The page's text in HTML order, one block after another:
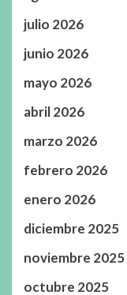
julio 2026
junio 2026
mayo 2026
abril 2026
marzo 2026
febrero 2026
enero 2026
diciembre 2025
noviembre 2025
octubre 2025